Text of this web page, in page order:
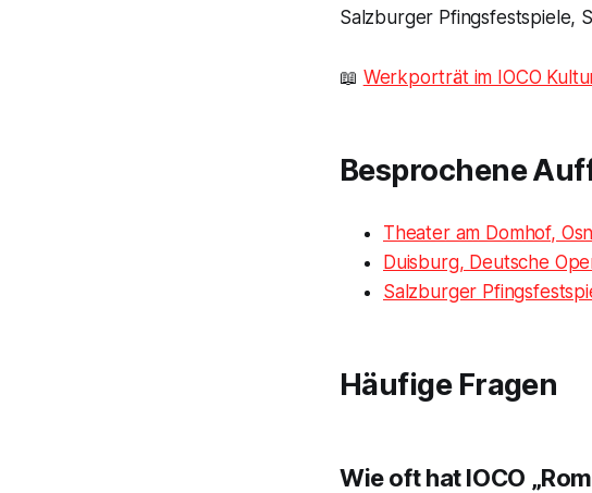
Salzburger Pfingsfestspiele,
📖 Werkporträt im IOCO
Besprochene
Theater am Domhof,
Duisburg, Deutsche
Salzburger
Häufige Fragen
Wie oft hat IOCO